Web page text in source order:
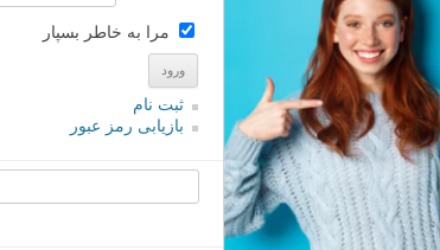
مرا به خاطر بسپار
ثبت نام
بازیابی رمز عبور